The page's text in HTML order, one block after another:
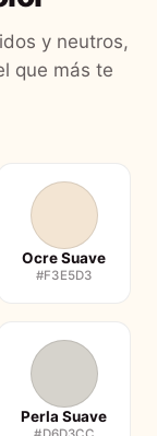
y neutros,
que más te
Ocre Suave
#F3E5D3
Perla Suave